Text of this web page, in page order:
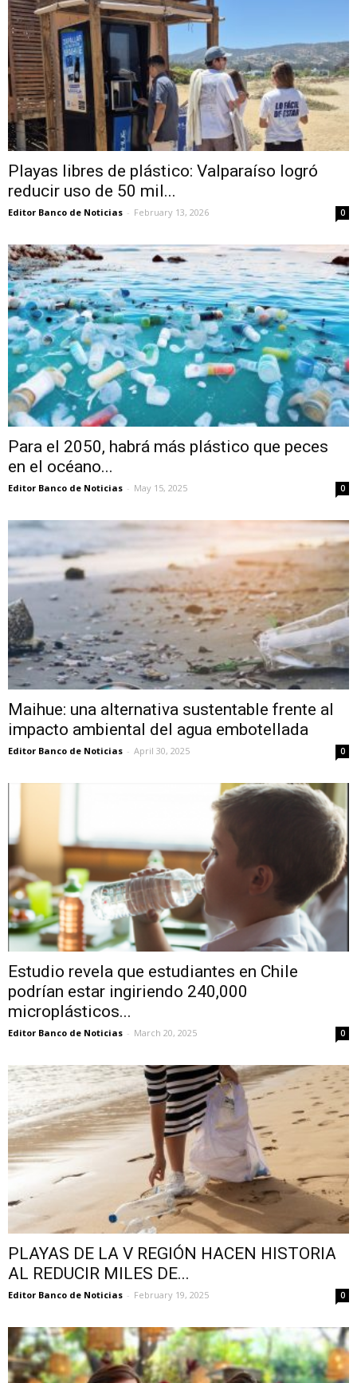
Playas libres de plástico: Valparaíso logró
reducir uso de 50 mil...
Editor Banco de Noticias - February 13, 2026 0
Para el 2050, habrá más plástico que peces
en el océano...
Editor Banco de Noticias - May 15, 2025 0
Maihue: una alternativa sustentable frente al
impacto ambiental del agua embotellada
Editor Banco de Noticias - April 30, 2025 0
Estudio revela que estudiantes en Chile
podrían estar ingiriendo 240,000
microplásticos...
Editor Banco de Noticias - March 20, 2025 0
PLAYAS DE LA V REGIÓN HACEN HISTORIA
AL REDUCIR MILES DE...
Editor Banco de Noticias - February 19, 2025 0